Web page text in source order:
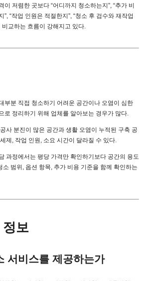
이 저렴한 곳보다 “어디까지 청소하는지”, “추가 비
”, “작업 인원은 적절한지”, “청소 후 검수와 재작업
비교하는 흐름이 강해지고 있다.
부분 직접 청소하기 어려운 공간이나 오염이 심한
로 정리하기 위해 업체를 알아보는 경우가 많다.
사 분진이 많은 공간과 생활 오염이 누적된 구축 공
제, 작업 인원, 소요 시간이 달라질 수 있다.
과정에서는 평당 가격만 확인하기보다 공간의 용도
소 범위, 옵션 항목, 추가 비용 기준을 함께 확인하는
정보
서비스를 제공하는가